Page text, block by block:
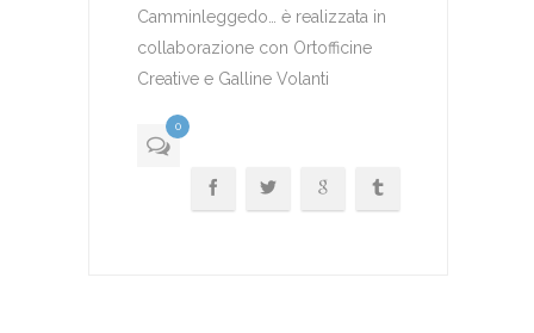
Camminleggedo… è realizzata in
collaborazione con Ortofficine
Creative e Galline Volanti
0